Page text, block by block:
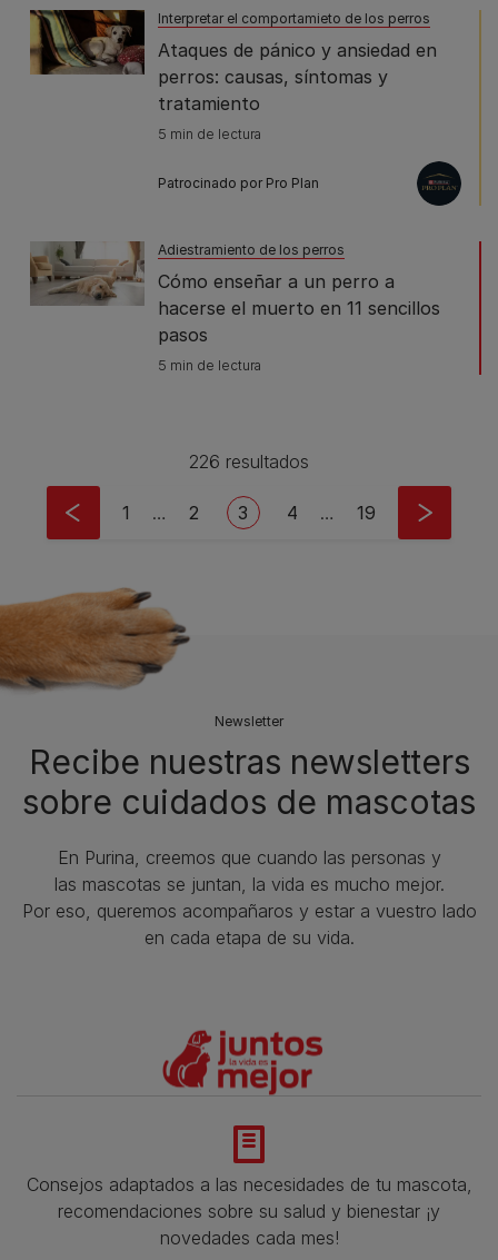
Interpretar el comportamieto de los perros
Ataques de pánico y ansiedad en
perros: causas, síntomas y
tratamiento
5 min de lectura
Patrocinado por Pro Plan
Adiestramiento de los perros
Cómo enseñar a un perro a
hacerse el muerto en 11 sencillos
pasos
5 min de lectura
226 resultados
Pagination
First page
1 … Page
2 Current page
3 Page
4 … Last page
19
Newsletter
Recibe nuestras newsletters
sobre cuidados de mascotas​
En Purina, creemos que cuando las personas y
las mascotas se juntan, la vida es mucho mejor.
Por eso, queremos acompañaros y estar a vuestro lado
en cada etapa de su vida.​
Consejos adaptados a las necesidades de tu mascota,
recomendaciones sobre su salud y bienestar ¡y
novedades cada mes!